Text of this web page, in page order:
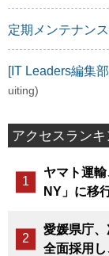
定期メンテナン
[IT Leaders編集
uiting)
アクセスラン
ヤマト運
NY」に移
愛媛県庁
全面採用